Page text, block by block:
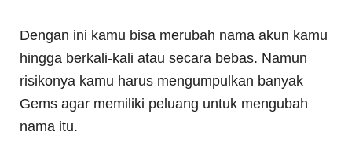
Dengan ini kamu bisa merubah nama akun kamu
hingga berkali-kali atau secara bebas. Namun
risikonya kamu harus mengumpulkan banyak
Gems agar memiliki peluang untuk mengubah
nama itu.